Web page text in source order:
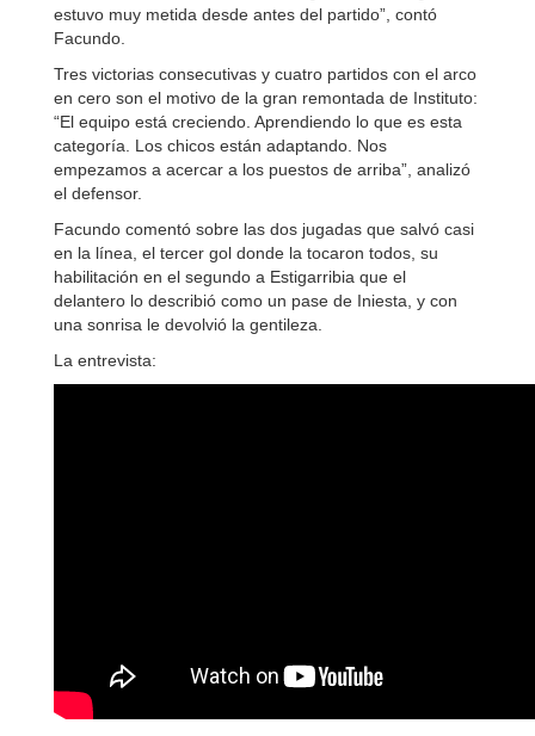
estuvo muy metida desde antes del partido”, contó
Facundo.
Tres victorias consecutivas y cuatro partidos con el arco
en cero son el motivo de la gran remontada de Instituto:
“El equipo está creciendo. Aprendiendo lo que es esta
categoría. Los chicos están adaptando. Nos
empezamos a acercar a los puestos de arriba”, analizó
el defensor.
Facundo comentó sobre las dos jugadas que salvó casi
en la línea, el tercer gol donde la tocaron todos, su
habilitación en el segundo a Estigarribia que el
delantero lo describió como un pase de Iniesta, y con
una sonrisa le devolvió la gentileza.
La entrevista: